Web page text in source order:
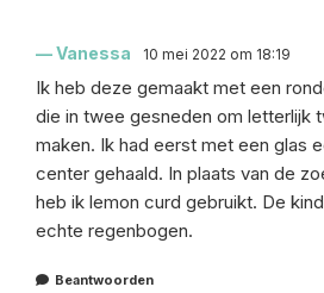
Vanessa 10 mei 2022 om 18:19
Ik heb deze gemaakt met een
die in twee gesneden om letterlijk
maken. Ik had eerst met een glas
center gehaald. In plaats van de
heb ik lemon curd gebruikt. De
echte regenbogen.
Beantwoorden